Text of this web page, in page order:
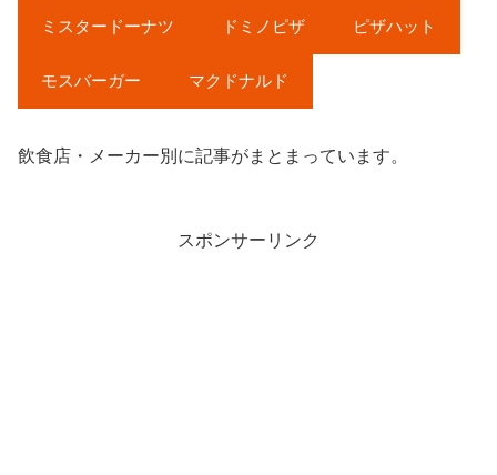
ミスタードーナツ ドミノピザ ピザハット
モスバーガー マクドナルド
飲食店・メーカー別に記事がまとまっています。
スポンサーリンク